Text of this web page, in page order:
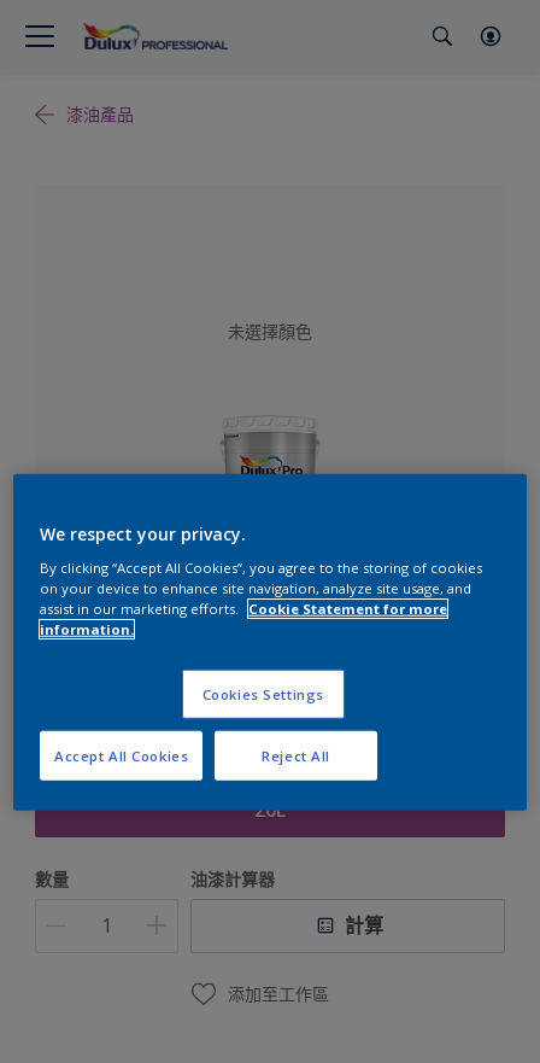
漆油產品
未選擇顏色
多樂士晴雨漆
20L
數量 油漆計算器
計算
添加至工作區
We respect your privacy.
By clicking “Accept All Cookies”, you agree to the storing of cookies
on your device to enhance site navigation, analyze site usage, and
assist in our marketing efforts.
Cookie Statement for more
information.
Cookies Settings
Reject All
Accept All Cookies